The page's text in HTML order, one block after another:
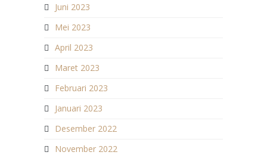
Juni 2023
Mei 2023
April 2023
Maret 2023
Februari 2023
Januari 2023
Desember 2022
November 2022